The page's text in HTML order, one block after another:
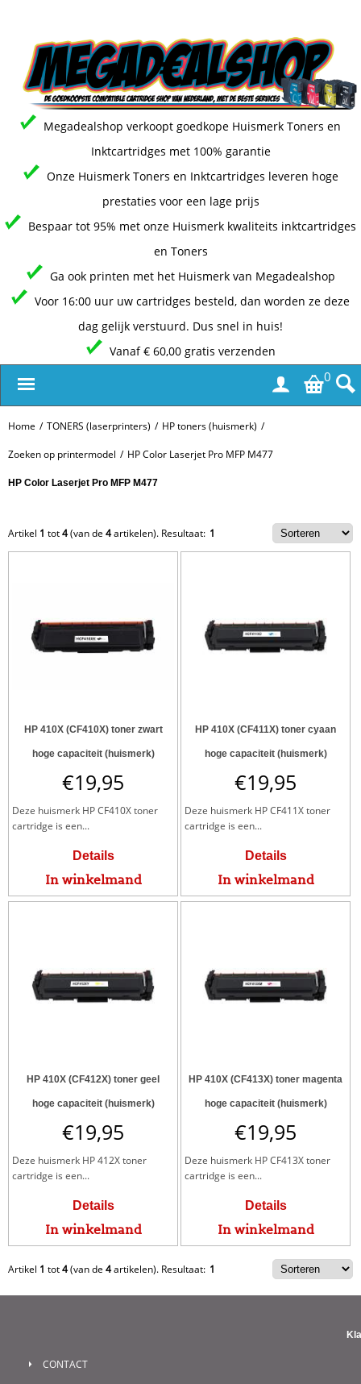
Megadealshop verkoopt goedkope Huismerk Toners en
Inktcartridges met 100% garantie
Onze Huismerk Toners en Inktcartridges leveren hoge
prestaties voor een lage prijs
Bespaar tot 95% met onze Huismerk kwaliteits inktcartridges
en Toners
Ga ook printen met het Huismerk van Megadealshop
Voor 16:00 uur uw cartridges besteld, dan worden ze deze
dag gelijk verstuurd. Dus snel in huis!
Vanaf € 60,00 gratis verzenden
0
Home / TONERS (laserprinters) / HP toners (huismerk) /
Zoeken op printermodel / HP Color Laserjet Pro MFP M477
HP Color Laserjet Pro MFP M477
Artikel 1 tot4(van de 4artikelen). Resultaat: 1
HP 410X (CF410X) toner zwart
hoge capaciteit (huismerk)
€19,95
Deze huismerk HP CF410X toner
cartridge is een...
Details
In winkelmand
HP 410X (CF411X) toner cyaan
hoge capaciteit (huismerk)
€19,95
Deze huismerk HP CF411X toner
cartridge is een...
Details
In winkelmand
HP 410X (CF412X) toner geel
hoge capaciteit (huismerk)
€19,95
Deze huismerk HP 412X toner
cartridge is een...
Details
In winkelmand
HP 410X (CF413X) toner magenta
hoge capaciteit (huismerk)
€19,95
Deze huismerk HP CF413X toner
cartridge is een...
Details
In winkelmand
Artikel 1 tot4(van de 4artikelen). Resultaat: 1
CONTACT